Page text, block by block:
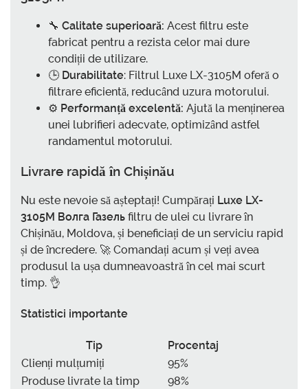
🔧 Calitate superioară: Acest filtru este
fabricat pentru a rezista celor mai dure
condiții de utilizare.
🕒 Durabilitate: Filtrul Luxe LX-3105M oferă o
filtrare eficientă, reducând uzura motorului.
⚙️ Performanță excelentă: Ajută la menținerea
unei lubrifieri adecvate, optimizând astfel
randamentul motorului.
Livrare rapidă în Chișinău
Nu este nevoie să așteptați! Cumpărați Luxe LX-
3105M Волга Газель filtru de ulei cu livrare în
Chișinău, Moldova, și beneficiați de un serviciu rapid
și de încredere. 🚀 Comandați acum și veți avea
produsul la ușa dumneavoastră în cel mai scurt
timp. 👌
Statistici importante
Tip
Procentaj
Clienți mulțumiți
95%
Produse livrate la timp
98%